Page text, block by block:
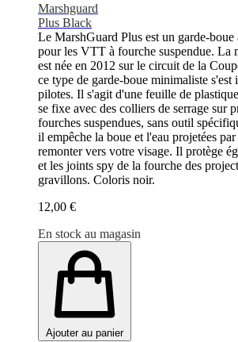
Marshguard
Plus Black
Le MarshGuard Plus est un garde-boue
pour les VTT à fourche suspendue. La
est née en 2012 sur le circuit de la
ce type de garde-boue minimaliste s'est
pilotes. Il s'agit d'une feuille de
se fixe avec des colliers de serrage sur
fourches suspendues, sans outil
il empêche la boue et l'eau projetées
remonter vers votre visage. Il protège
et les joints spy de la fourche des
gravillons. Coloris noir.
12,00 €
En stock au magasin
Ajouter au panier